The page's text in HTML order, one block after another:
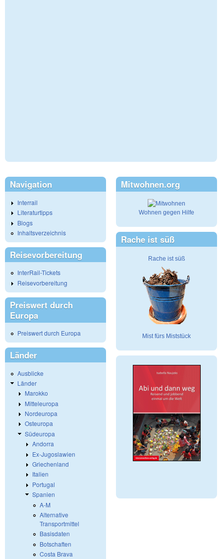
Navigation
Interrail
Literaturtipps
Blogs
Inhaltsverzeichnis
Reisevorbereitung
InterRail-Tickets
Reisevorbereitung
Preiswert durch
Europa
Preiswert durch Europa
Länder
Ausblicke
Länder
Marokko
Mitteleuropa
Nordeuropa
Osteuropa
Südeuropa
Andorra
Ex-Jugoslawien
Griechenland
Italien
Portugal
Spanien
A-M
Alternative
Transportmittel
Basisdaten
Botschaften
Costa Brava
Mitwohnen.org
Wohnen gegen Hilfe
Rache ist süß
Rache ist süß
Mist fürs Miststück